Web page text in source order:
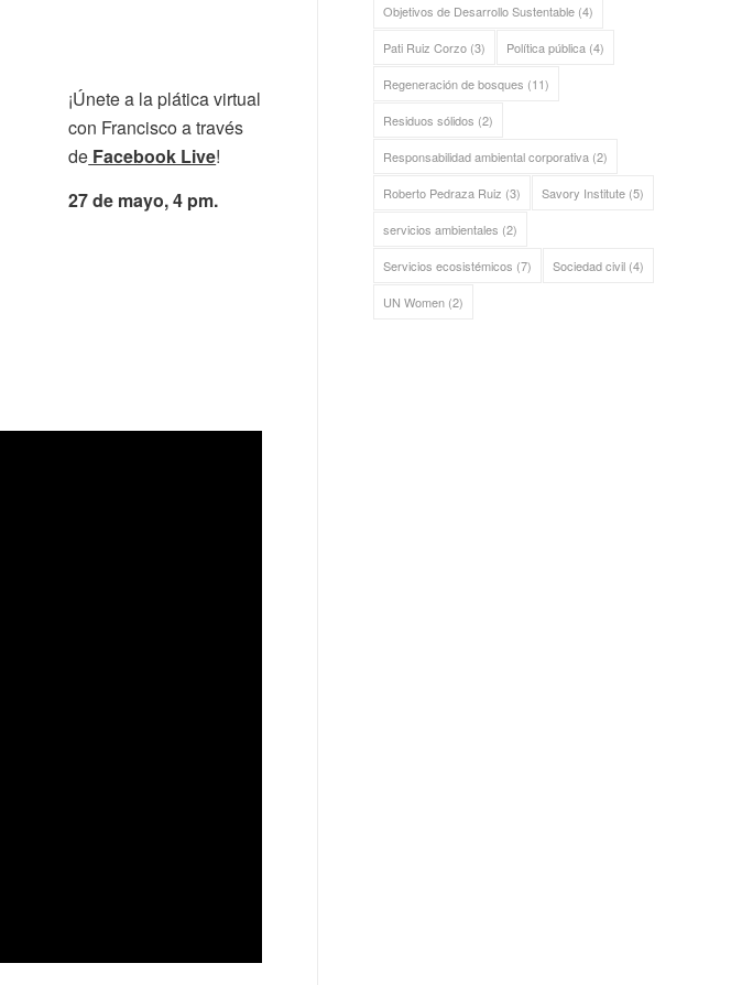
¡Únete a la plática virtual
con Francisco a través
de Facebook Live!
27 de mayo, 4 pm.
Objetivos de Desarrollo Sustentable (4)
Pati Ruiz Corzo (3) Política pública (4)
Regeneración de bosques (11)
Residuos sólidos (2)
Responsabilidad ambiental corporativa (2)
Roberto Pedraza Ruiz (3) Savory Institute (5)
servicios ambientales (2)
Servicios ecosistémicos (7) Sociedad civil (4)
UN Women (2)